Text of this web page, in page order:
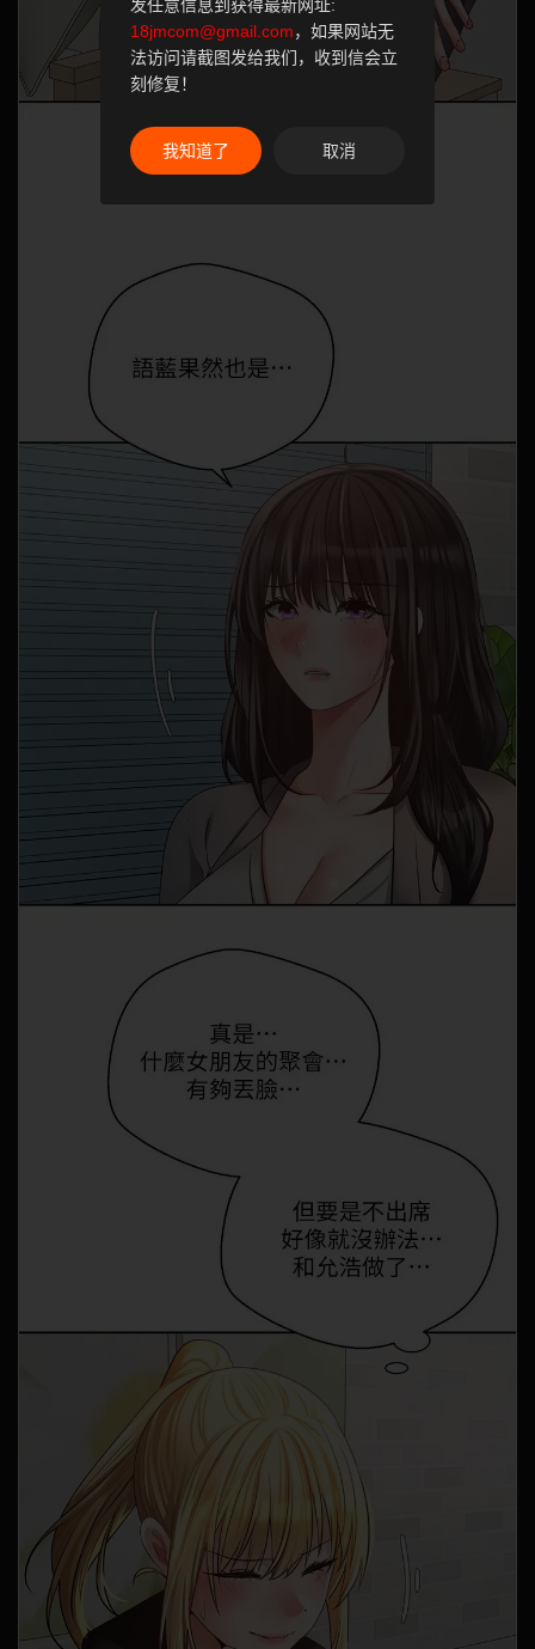
发任意信息到获得最新网址:
18jmcom@gmail.com，如果网站无
法访问请截图发给我们，收到信会立
刻修复！
我知道了 取消